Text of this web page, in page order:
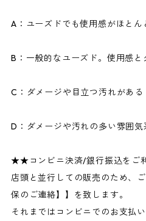
A：ユーズドでも使用感がほと
B：一般的なユーズド。使用感と
C：ダメージや目立つ汚れがある
D：ダメージや汚れの多い雰囲気
★★コンビニ決済/銀行振込をご
店頭と並行しての販売のため、
保のご連絡】】を致します。
それまではコンビニでのお支払